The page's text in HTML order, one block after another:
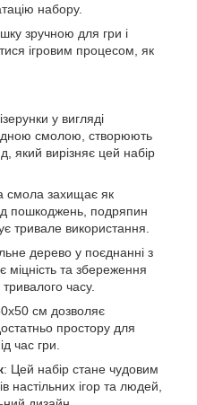
набору.
зручною для гри і
ігровим процесом, як
у вигляді
смолою, створюють
який вирізняє цей набір
смола захищає як
пошкоджень, подряпин
тривале використання.
дерево у поєднанні з
та збереження
часу.
см дозволяє
простору для
час гри.
: Цей набір стане чудовим
настільних ігор та людей,